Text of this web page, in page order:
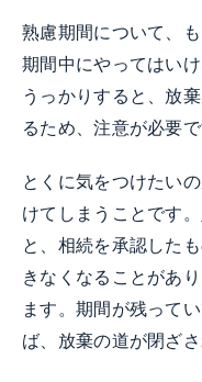
熟慮期間について、
期間中にやってはい
うっかりすると、放
るため、注意が必要で
とくに気をつけたい
けてしまうことです
と、相続を承認した
きなくなることがあ
ます。期間が残って
ば、放棄の道が閉ざ